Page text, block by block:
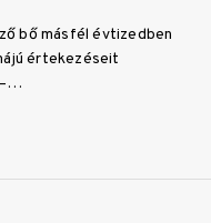
bő másfél évtizedben
értekezéseit
–…